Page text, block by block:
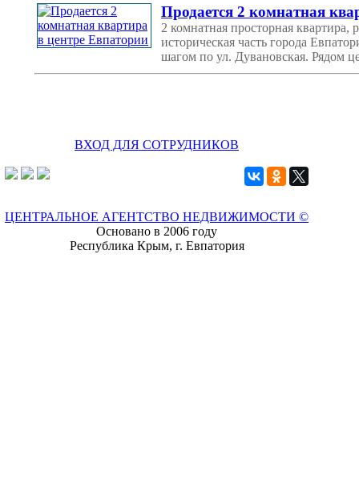
Продается 2 комнатная
2 комнатная просторная квартира,
историческая часть города
шагом по ул. Дувановская. Рядом
ВХОД ДЛЯ СОТРУДНИКОВ
ЦЕНТРАЛЬНОЕ АГЕНТСТВО НЕДВИЖИМОСТИ ©
Основано в 2006 году
Республика Крым, г. Евпатория